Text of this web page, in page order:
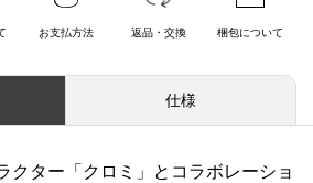
お支払方法 返品・交換 梱包について
仕様
クター「クロミ」とコラボレーショ